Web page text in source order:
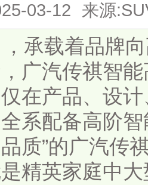
03-12 来源
承载着品牌
广汽传祺智
在产品、设
系配备高阶
质”的广汽传
精英家庭中